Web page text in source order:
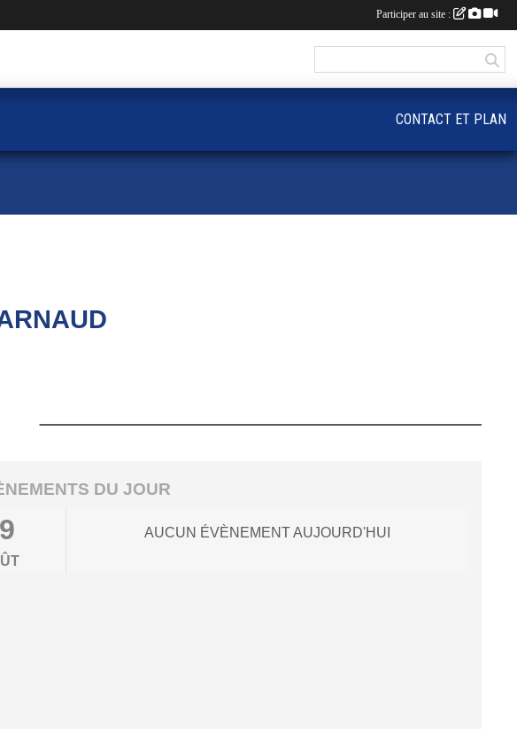
DU JOUR
AUCUN ÉVÈNEMENT AUJOURD'HUI
CONTACT ET PLAN
Participer au site :